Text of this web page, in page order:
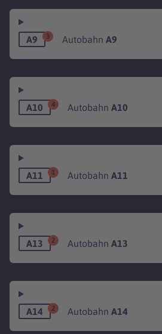
A9 3 Autobahn A9
A10 4 Autobahn A10
A11 1 Autobahn A11
A13 2 Autobahn A13
A14 2 Autobahn A14